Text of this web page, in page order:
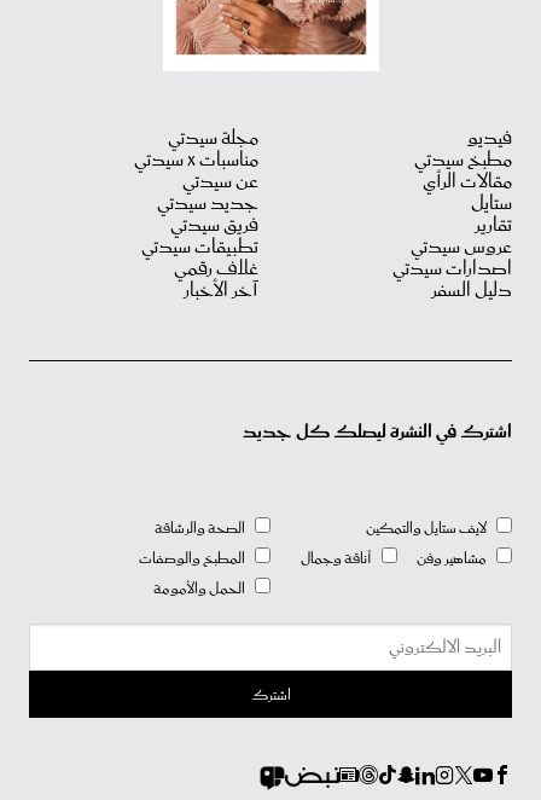
فيديو
مطبخ سيدتي
مقالات الرأي
ستايل
تقارير
عروس سيدتي
اصدارات سيدتي
دليل السفر
مجلة سيدتي
مناسبات X سيدتي
عن سيدتي
جديد سيدتي
فريق سيدتي
تطبيقات سيدتي
غلاف رقمي
آخر الأخبار
اشترك في النشرة ليصلك كل جديد
لايف ستايل والتمكين
مشاهير وفن
أناقة وجمال
الصحة والرشاقة
المطبخ والوصفات
الحمل والأمومة